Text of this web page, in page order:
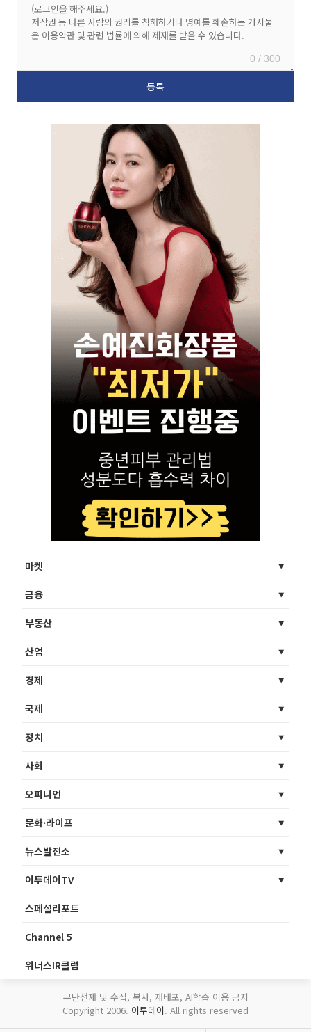
0 / 300
마켓
금융
부동산
산업
경제
국제
정치
사회
오피니언
문화·라이프
뉴스발전소
이투데이TV
스페셜리포트
Channel 5
위너스IR클럽
무단전재 및 수집, 복사, 재배포, AI학습 이용 금지
Copyright 2006. 이투데이. All rights reserved